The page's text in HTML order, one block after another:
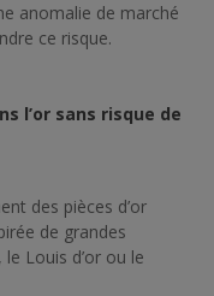
anomalie de marché
ce risque.
l’or sans risque de
des pièces d’or
de grandes
Louis d’or ou le